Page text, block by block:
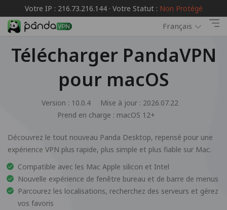
Votre IP : 216.73.216.144 · Votre Statut : Non Protégé
Français
Télécharger PandaVPN
pour macOS
Version : 10.0.4
Mise à jour : 2026.07.22
Prend en charge : macOS 12+
Découvrez le tout nouveau Panda Desktop, repensé pour une
expérience VPN plus rapide, plus simple et plus fiable sur Mac.
Compatible avec les Mac Apple silicon et Intel
Nouvelle expérience de fenêtre bureau et de barre de menus
Parcourez les localisations, recherchez des serveurs et gérez
vos favoris